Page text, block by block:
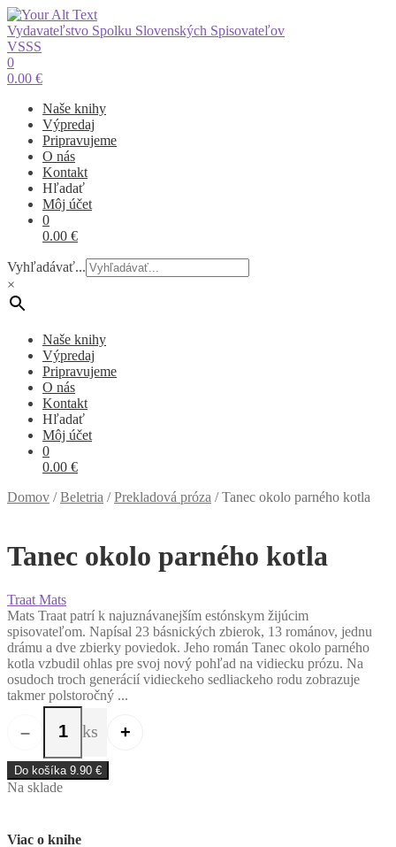
Vydavateľstvo Spolku Slovenských Spisovateľov
VSSS
0
0.00 €
Naše knihy
Výpredaj
Pripravujeme
O nás
Kontakt
Hľadať
Môj účet
0
0.00 €
Vyhľadávať...
×
Naše knihy
Výpredaj
Pripravujeme
O nás
Kontakt
Hľadať
Môj účet
0
0.00 €
Domov /Beletria /Prekladová próza /Tanec okolo parného kotla
Tanec okolo parného kotla
Traat Mats
Mats Traat patrí k najuznávanejším estónskym žijúcim
spisovateľom. Napísal 23 básnických zbierok, 13 románov, jednu
drámu a dve zbierky poviedok. Jeho román Tanec okolo parného
kotla vzbudil ohlas pre svoj nový pohľad na vidiecku prózu. Na
osudoch troch generácií vidieckeho sedliackeho rodu zobrazuje
takmer polstoročný ...
–
množstvo Tanec okolo parného kotla
ks +
Do košíka 9.90 €
Na sklade
Viac o knihe